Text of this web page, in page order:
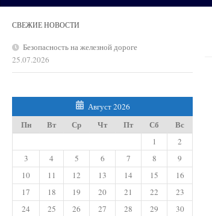
СВЕЖИЕ НОВОСТИ
Безопасность на железной дороге
25.07.2026
Август 2026
Пн Вт Ср Чт Пт Сб Вс
1
2
3
4 5 6 7 8
9
10
11 12 13 14 15
16
17
18 19 20 21 22
23
24
25 26 27 28 29
30